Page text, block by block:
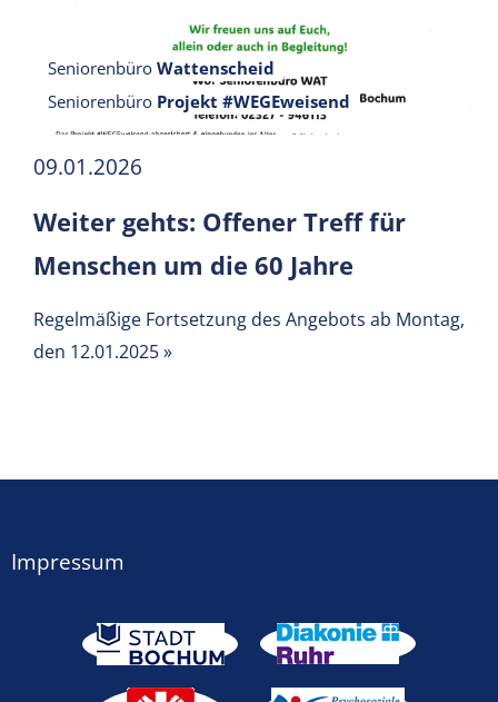
Seniorenbüro Wattenscheid
Seniorenbüro Projekt #WEGEweisend
09.01.2026
Weiter gehts: Offener Treff für
Menschen um die 60 Jahre
Regelmäßige Fortsetzung des Angebots ab Montag,
den 12.01.2025»
Impressum